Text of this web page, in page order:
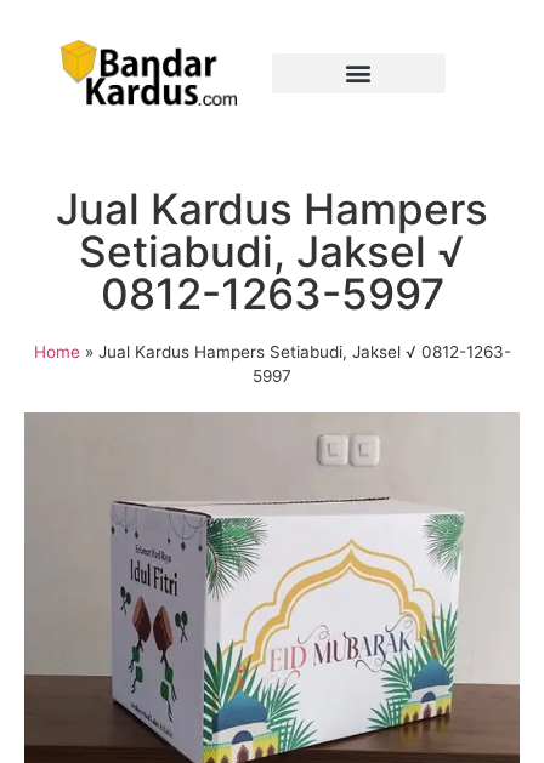
Jual Kardus Hampers
Setiabudi, Jaksel √
0812-1263-5997
Home» Jual Kardus Hampers Setiabudi, Jaksel √ 0812-1263-
5997